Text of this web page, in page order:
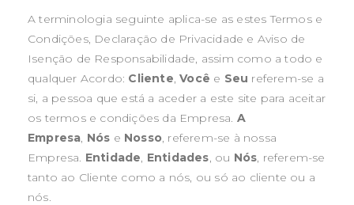
A terminologia seguinte aplica-se as estes Termos e
Condições, Declaração de Privacidade e Aviso de
Isenção de Responsabilidade, assim como a todo e
qualquer Acordo: Cliente,Você e Seu referem-se a
si, a pessoa que está a aceder a este site para aceitar
os termos e condições da Empresa. A
Empresa, Nós e Nosso, referem-se à nossa
Empresa. Entidade, Entidades, ou Nós, referem-se
tanto ao Cliente como a nós, ou só ao cliente ou a
nós.